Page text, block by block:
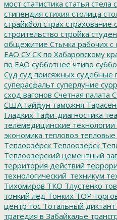
мост статистика статья стела
стипендия стихия столица
страйкбол страх страхование
строительство стройка
общежитие Стычка рабочих с
ЕАО СУ СК по Хабаровскому
по ЕАО субботнее чтиво
Суд суд присяжных судебные
суперасфальт суперлуние
сход вагонов Счетная палата
США тайфун таможня
Гладких Тафи-диагностика
телемедицинские технологии
экономика тепловоз тепловые
Теплоозёрск Теплоозерск
Теплоозерский цементный
территория действий
технологический_техникум
Тихомиров ТКО Тлустенко
тонкий лед Тонких ТОР
центр тос Тотальный диктант
трагедия в Забайкалье